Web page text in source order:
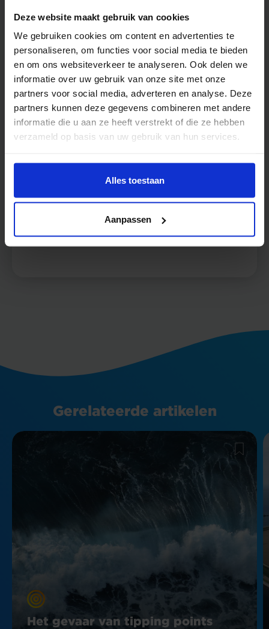
Deze website maakt gebruik van cookies
We gebruiken cookies om content en advertenties te
personaliseren, om functies voor social media te bieden
en om ons websiteverkeer te analyseren. Ook delen we
informatie over uw gebruik van onze site met onze
partners voor social media, adverteren en analyse. Deze
partners kunnen deze gegevens combineren met andere
informatie die u aan ze heeft verstrekt of die ze hebben
verzameld op basis van uw gebruik van hun services.
Alles toestaan
Aanpassen
B.
Arctische Mariene Onderwater
Circulatie
C.
Aziatische Meriodionale
Omgekeerde Circulatie
Gerelateerde artikelen
Het gevaar van tipping points